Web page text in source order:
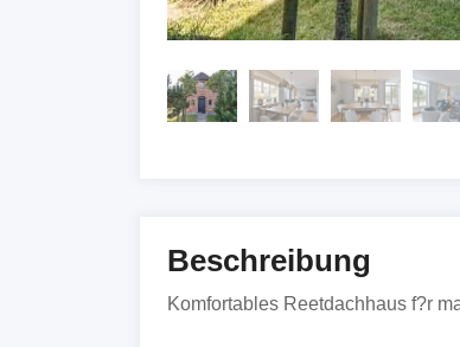
Beschreibung
Komfortables Reetdachhaus f?r